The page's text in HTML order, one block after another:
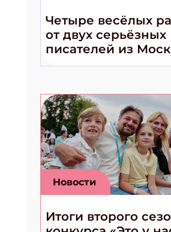
Четыре весёлых
от двух серьёзных
писателей из
Новости
Итоги второго